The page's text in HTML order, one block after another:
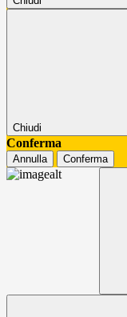
Chiudi
Conferma
Annulla Conferma